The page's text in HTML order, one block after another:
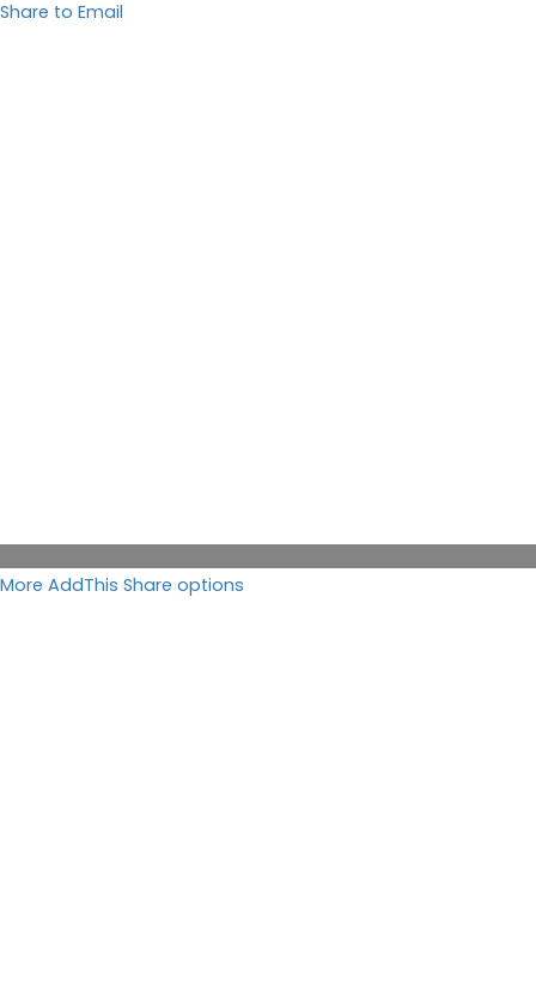
Share to Email
More AddThis Share options